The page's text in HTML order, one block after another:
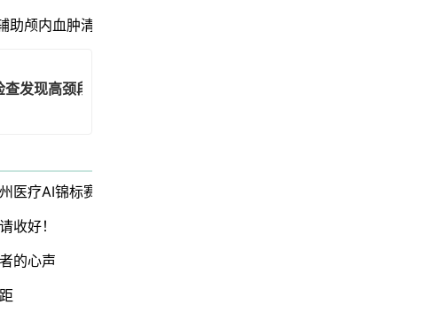
颅内血肿清除引流手术，成功救治脑出血患者
发现高颈段病变险致瘫痪！
医疗AI锦标赛
收好！
的心声